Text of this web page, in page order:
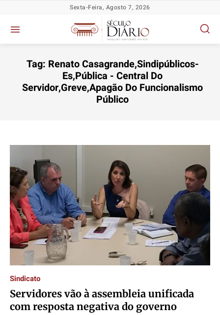
Política
Segurança
Meio Ambiente
Saúde
Cidades
Direitos
Economia
Caetano Roque
Gustavo Bastos
Política
Segurança
Meio Ambiente
Saúde
Cidades
Direitos
Economia
Caetano Roque
Gustavo Bastos
Política
Segurança
Meio Ambiente
Saúde
Cidades
Direitos
Economia
Caetano Roque
Gustavo Bastos
Política
Segurança
Meio Ambiente
Saúde
Cidades
Direitos
Economia
Caetano Roque
Gustavo Bastos
Sexta-Feira, Agosto 7, 2026
Tag: Renato Casagrande,Sindipúblicos-
Es,Pública - Central Do
Servidor,Greve,Apagão Do Funcionalismo
Público
Sindicato
Servidores vão à assembleia unificada
com resposta negativa do governo